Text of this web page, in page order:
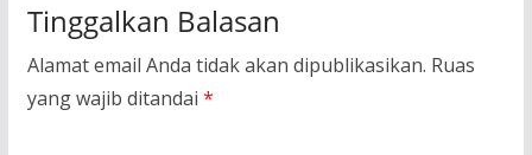
Tinggalkan Balasan
Alamat email Anda tidak akan dipublikasikan. Ruas
yang wajib ditandai *